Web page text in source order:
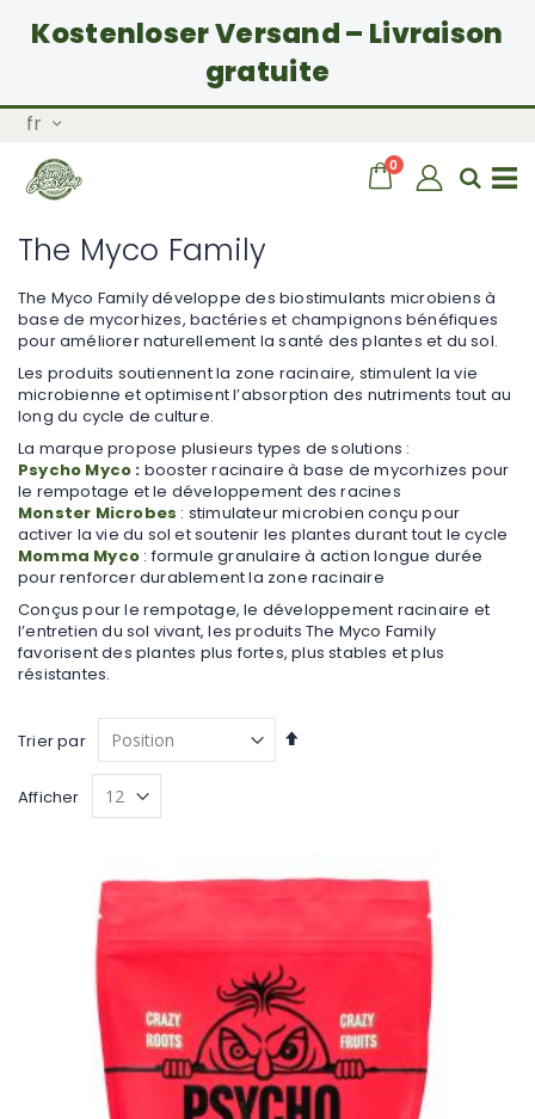
Kostenloser Versand – Livraison
gratuite
Allez
contenu
Langue
fr
Chariot
0 articles
The Myco Family
The Myco Family développe des biostimulants microbiens à
base de mycorhizes, bactéries et champignons bénéfiques
pour améliorer naturellement la santé des plantes et du sol.
Les produits soutiennent la zone racinaire, stimulent la vie
microbienne et optimisent l’absorption des nutriments tout au
long du cycle de culture.
La marque propose plusieurs types de solutions :
Psycho Myco : booster racinaire à base de mycorhizes pour
le rempotage et le développement des racines
Monster Microbes : stimulateur microbien conçu pour
activer la vie du sol et soutenir les plantes durant tout le cycle
Momma Myco : formule granulaire à action longue durée
pour renforcer durablement la zone racinaire
Conçus pour le rempotage, le développement racinaire et
l’entretien du sol vivant, les produits The Myco Family
favorisent des plantes plus fortes, plus stables et plus
résistantes.
Trier par
Par
Afficher